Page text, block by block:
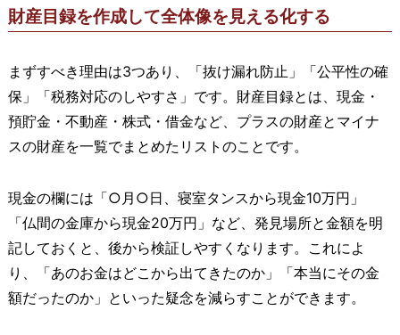
財産目録を作成して全体像を見える化する
まずすべき理由は3つあり、「抜け漏れ防止」「公平性の確
保」「税務対応のしやすさ」です。財産目録とは、現金・
預貯金・不動産・株式・借金など、プラスの財産とマイナ
スの財産を一覧でまとめたリストのことです。
現金の欄には「○月○日、寝室タンスから現金10万円」
「仏間の金庫から現金20万円」など、発見場所と金額を明
記しておくと、後から検証しやすくなります。これによ
り、「あのお金はどこから出てきたのか」「本当にその金
額だったのか」といった疑念を減らすことができます。